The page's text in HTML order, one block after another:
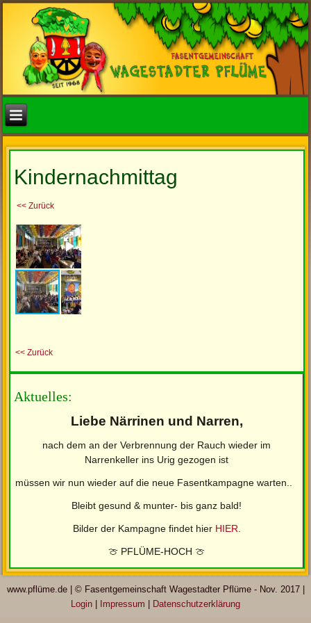
Kindernachmittag
<< Zurück
<< Zurück
Aktuelles:
Liebe Närrinen und Narren,
nach dem an der Verbrennung der Rauch wieder im
Narrenkeller ins Urig gezogen ist
müssen wir nun wieder auf die neue Fasentkampagne warten..
Bleibt gesund & munter- bis ganz bald!
Bilder der Kampagne findet hier HIER
🍈 PFLÜME-HOCH 🍈
www.pflüme.de | © Fasentgemeinschaft Wagestadter Pflüme - Nov. 2017 |
Login | Impressum | Datenschutzerklärung